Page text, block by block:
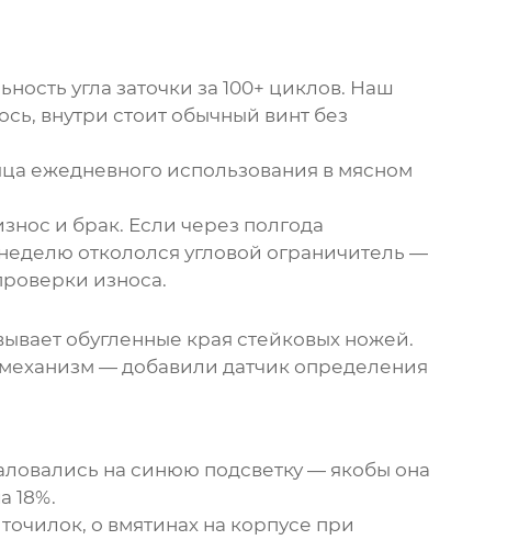
угла заточки за 100+ циклов. Наш
внутри стоит обычный винт без
ежедневного использования в мясном
и брак. Если через полгода
откололся угловой ограничитель —
износа.
обугленные края стейковых ножей.
— добавили датчик определения
на синюю подсветку — якобы она
18%.
о вмятинах на корпусе при